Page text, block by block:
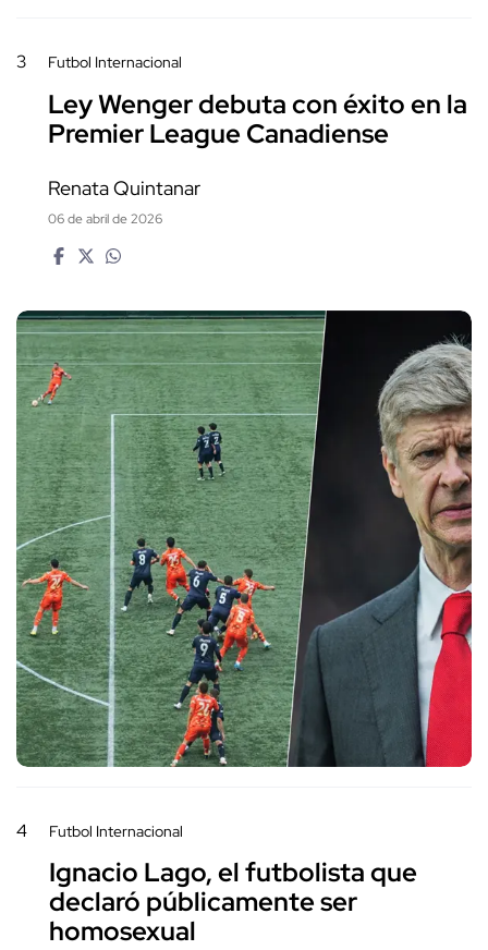
3 Futbol Internacional
Ley Wenger debuta con éxito en la
Premier League Canadiense
Renata Quintanar
06 de abril de 2026
4 Futbol Internacional
Ignacio Lago, el futbolista que
declaró públicamente ser
homosexual